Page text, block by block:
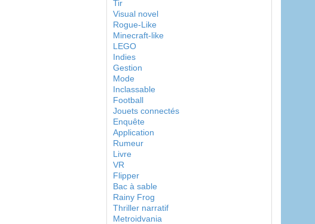
Tir
Visual novel
Rogue-Like
Minecraft-like
LEGO
Indies
Gestion
Mode
Inclassable
Football
Jouets connectés
Enquête
Application
Rumeur
Livre
VR
Flipper
Bac à sable
Rainy Frog
Thriller narratif
Metroidvania